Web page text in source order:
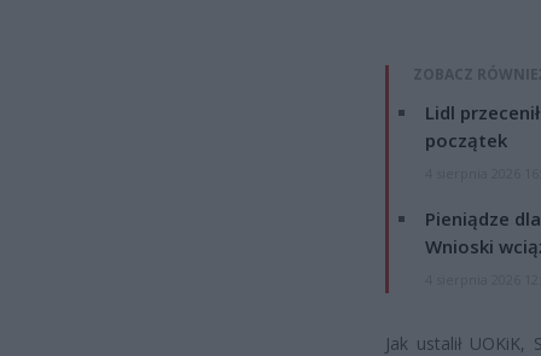
ZOBACZ
Lidl
początek
Pieniądze
Wnioski
Jak ustalił